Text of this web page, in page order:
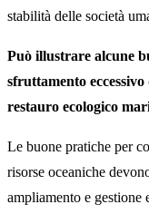
stabilità delle società
Può illustrare alcune
sfruttamento
restauro ecologico
Le buone pratiche per
risorse oceaniche
ampliamento e gestione